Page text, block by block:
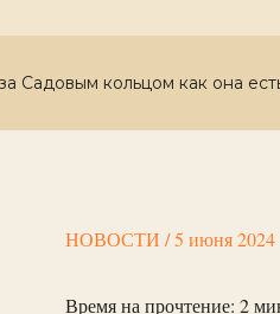
Садовым кольцом как она
НОВОСТИ /5 июня 2024
Время на прочтение: 2